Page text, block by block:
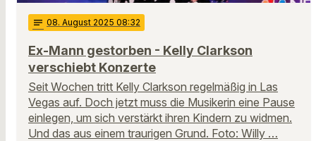
notes 08. August 2025 08:32
Ex-Mann gestorben - Kelly Clarkson
verschiebt Konzerte
Seit Wochen tritt Kelly Clarkson regelmäßig in Las
Vegas auf. Doch jetzt muss die Musikerin eine Pause
einlegen, um sich verstärkt ihren Kindern zu widmen.
Und das aus einem traurigen Grund. Foto: Willy …